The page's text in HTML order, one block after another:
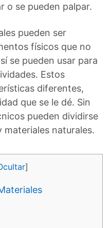
o se pueden palpar.
pueden ser
físicos que no
se pueden usar para
Estos
diferentes,
que se le dé. Sin
pueden dividirse
materiales naturales.
]